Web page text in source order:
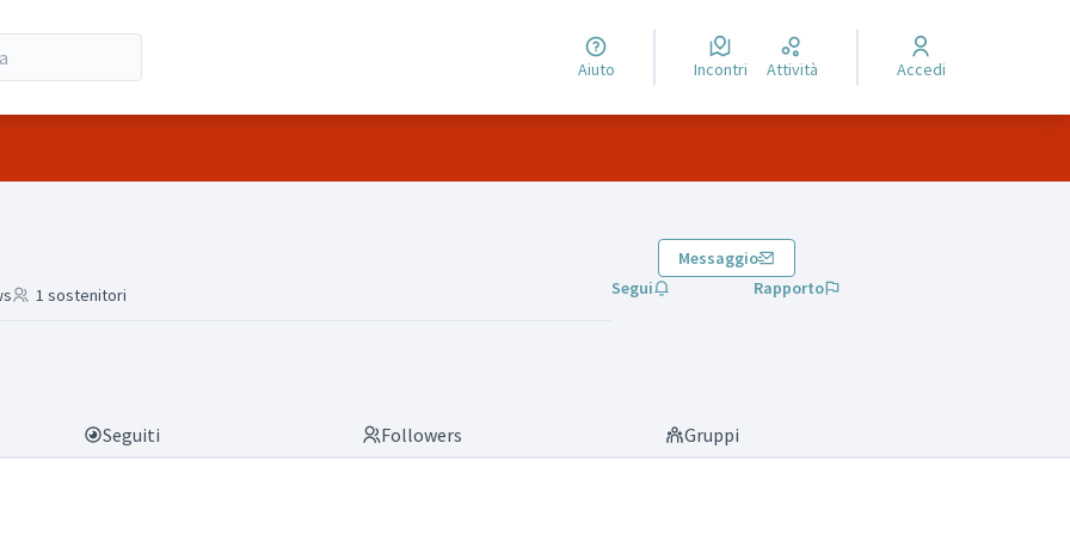
Aiuto Incontri Attività Accedi
1 sostenitori
Messaggio
Segui
Rapporto
Seguiti Followers Gruppi